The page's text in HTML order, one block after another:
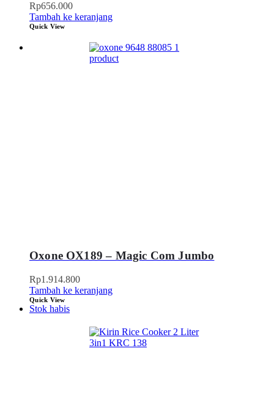
Rp656.000
Tambah ke keranjang
Quick View
Oxone OX189 – Magic Com Jumbo
Rp1.914.800
Tambah ke keranjang
Quick View
Stok habis